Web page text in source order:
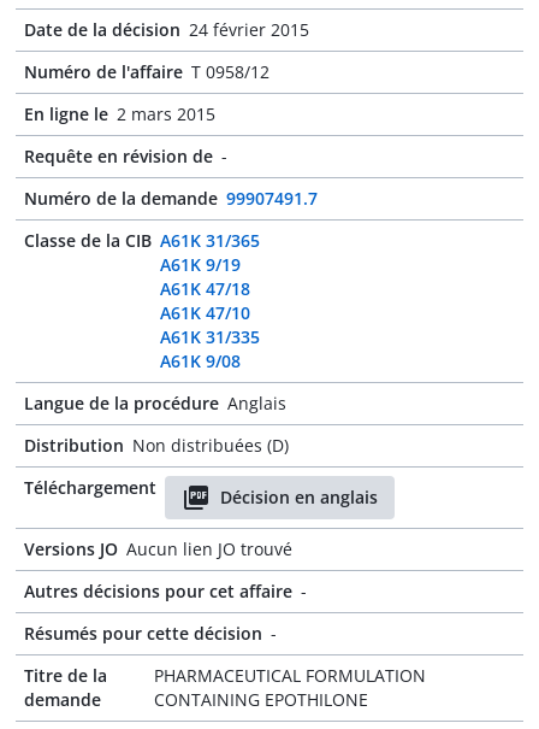
Date de la décision 24 février 2015
Numéro de l'affaire T 0958/12
En ligne le 2 mars 2015
Requête en révision de -
Numéro de la demande 99907491.7
Classe de la CIB A61K 31/365
A61K 9/19
A61K 47/18
A61K 47/10
A61K 31/335
A61K 9/08
Langue de la procédure Anglais
Distribution Non distribuées (D)
Téléchargement
Décision en anglais
Versions JO Aucun lien JO trouvé
Autres décisions pour cet affaire -
Résumés pour cette décision -
Titre de la
demande
PHARMACEUTICAL FORMULATION
CONTAINING EPOTHILONE